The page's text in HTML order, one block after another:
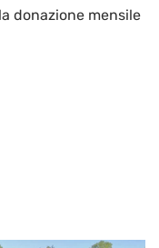
donazione mensile